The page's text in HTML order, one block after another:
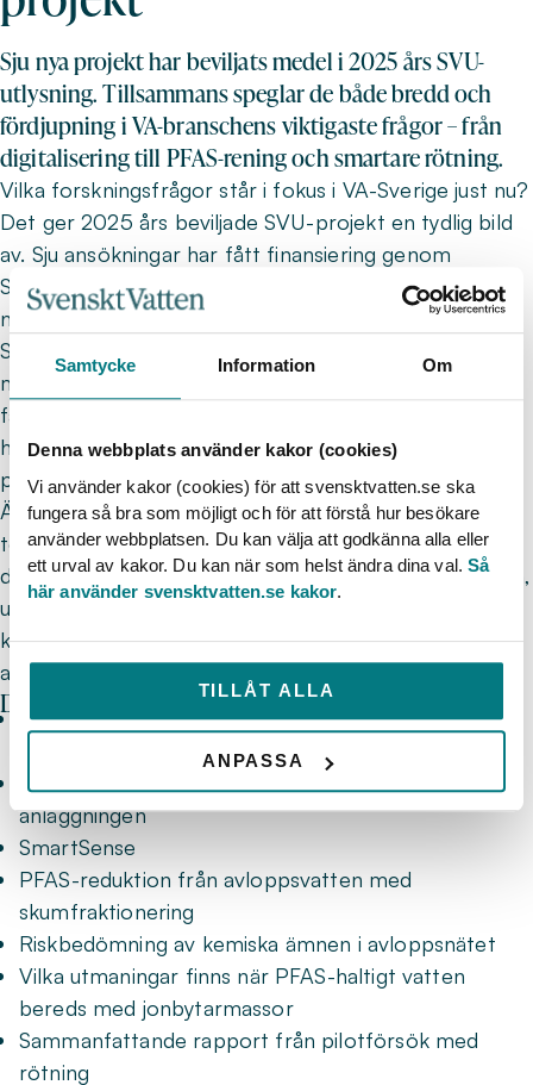
Samtycke Information Om
Denna webbplats använder kakor (cookies)
Vi använder kakor (cookies) för att svensktvatten.se ska
fungera så bra som möjligt och för att förstå hur besökare
använder webbplatsen. Du kan välja att godkänna alla eller
ett urval av kakor. Du kan när som helst ändra dina val.Så
här använder svensktvatten.se kakor.
TILLÅT ALLA
ANPASSA
Sju nya projekt har beviljats medel i 2025 års SVU-
utlysning. Tillsammans speglar de både bredd och
fördjupning i VA-branschens viktigaste frågor – från
digitalisering till PFAS-rening och smartare rötning.
Vilka forskningsfrågor står i fokus i VA-Sverige just nu?
Det ger 2025 års beviljade SVU-projekt en tydlig bild
av. Sju ansökningar har fått finansiering genom
Svenskt Vatten Utveckling, med en beviljandegrad på
nära 30 procent.
Som tidigare år har projekten granskats av
medlemsrepresentanter från Svenskt Vattens
fackkommittéer och SVU-kommittén. Bedömningen
har skett enligt etablerade kriterier som finns
publicerade på Svenskt Vattens webbplats.
Ämnesbredden är stor, men flera gemensamma
teman träder fram. Två projekt fokuserar på
digitalisering, medan andra adresserar PFAS-reduktion,
uppströmsarbete och ny teknik för att öka
kapaciteten i avloppsrening. Här finns både nya
angreppssätt och praktiska tillämpningar.
De beviljade projekten 2025:
AI prediktiv bedömning och avloppsindex för
Utvärdering av den första svenska MABR-
anläggningen
SmartSense
PFAS-reduktion från avloppsvatten med
skumfraktionering
Riskbedömning av kemiska ämnen i avloppsnätet
Vilka utmaningar finns när PFAS-haltigt vatten
bereds med jonbytarmassor
Sammanfattande rapport från pilotförsök med
rötning